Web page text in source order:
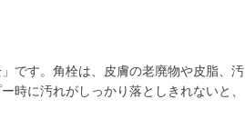
です。角栓は、皮膚の老廃物や皮脂、汚
時に汚れがしっかり落としきれないと、